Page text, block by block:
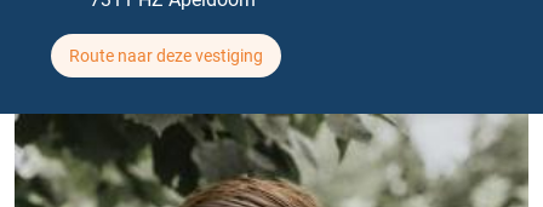
Route naar deze vestiging